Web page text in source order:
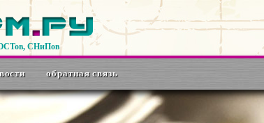
СНиПов
обратная связь